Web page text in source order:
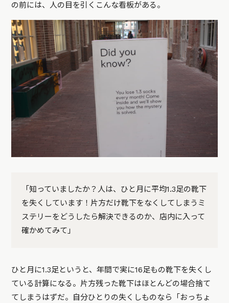
の前には、人の目を引くこんな看板がある。
「知っていましたか？人は、ひと月に平均1.3足の靴下
を失くしています！片方だけ靴下をなくしてしまうミ
ステリーをどうしたら解決できるのか、店内に入って
確かめてみて」
ひと月に1.3足というと、年間で実に16足もの靴下を失くし
ている計算になる。片方残った靴下はほとんどの場合捨て
てしまうはずだ。自分ひとりの失くしものなら「おっちょ